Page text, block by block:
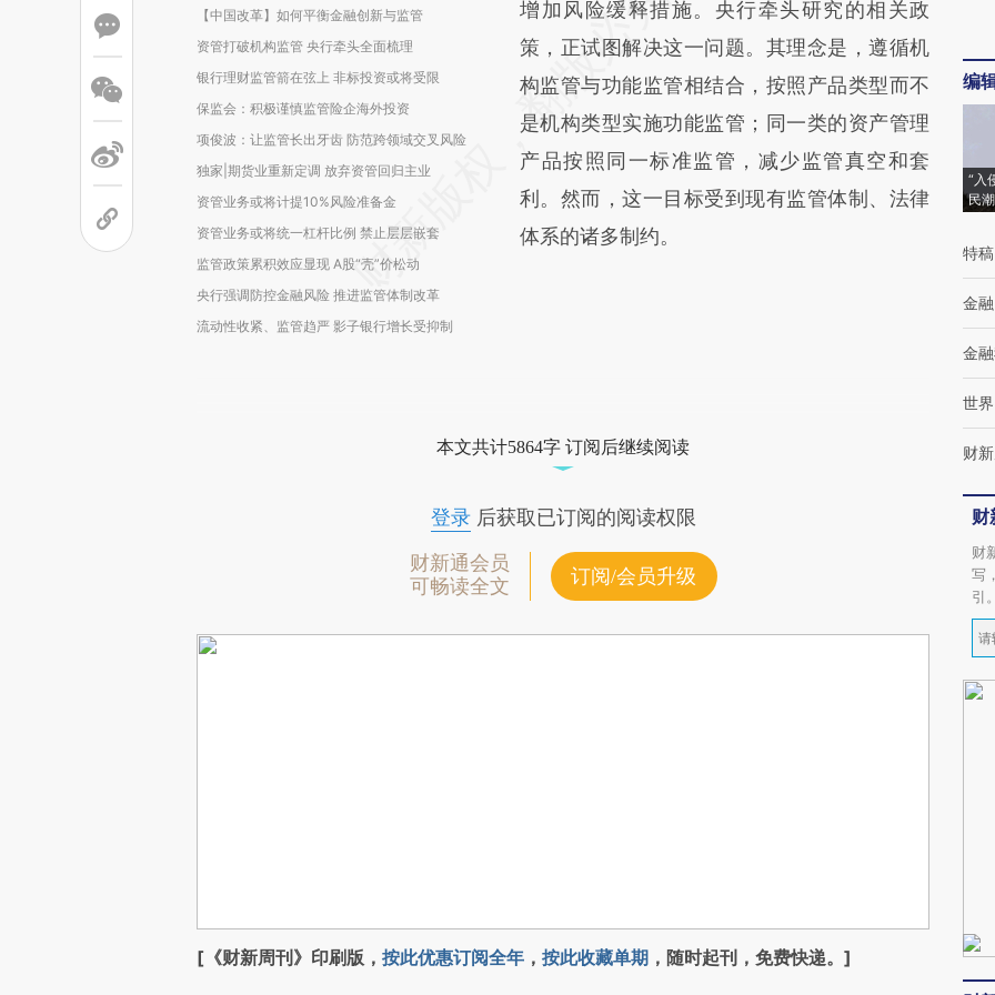
【中国改革】如何平衡金融创新与监管
资管打破机构监管 央行牵头全面梳理
银行理财监管箭在弦上 非标投资或将受限
保监会：积极谨慎监管险企海外投资
项俊波：让监管长出牙齿 防范跨领域交叉风险
独家|期货业重新定调 放弃资管回归主业
资管业务或将计提10%风险准备金
资管业务或将统一杠杆比例 禁止层层嵌套
监管政策累积效应显现 A股“壳”价松动
央行强调防控金融风险 推进监管体制改革
流动性收紧、监管趋严 影子银行增长受抑制
增加风险缓释措施。央行牵头研究的相关政
策，正试图解决这一问题。其理念是，遵循机
构监管与功能监管相结合，按照产品类型而不
是机构类型实施功能监管；同一类的资产管理
产品按照同一标准监管，减少监管真空和套
利。然而，这一目标受到现有监管体制、法律
体系的诸多制约。
本文共计5864字 订阅后继续阅读
登录后获取已订阅的阅读权限
财新通会员
可畅读全文
订阅/会员升级
[《财新周刊》印刷版， 按此优惠订阅全年 ， 按此收藏单期 ，随时起刊，免费快递。]
编
“入
民
特稿
金融
金
世界
财
财
财
写
引